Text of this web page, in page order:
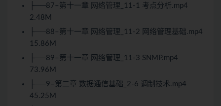
├──87–第十一章 网络管理_11-1 考点分析.mp4
2.48M
├──88–第十一章 网络管理_11-2 网络管理基础.mp4
15.86M
├──89–第十一章 网络管理_11-3 SNMP.mp4
73.96M
├──9–第二章 数据通信基础_2-6 调制技术.mp4
45.25M